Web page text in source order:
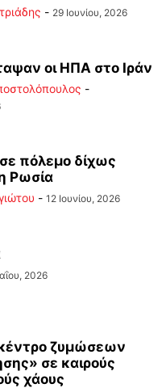
- 29 Ιουνίου, 2026
οι ΗΠΑ στο Ιράν
-
πόλεμο δίχως
Ρωσία
- 12 Ιουνίου, 2026
2026
ζυμώσεων
σε καιρούς
χάους